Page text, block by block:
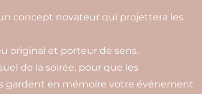
concept novateur qui projettera les
original et porteur de sens.
de la soirée, pour que les
gardent en mémoire votre événement